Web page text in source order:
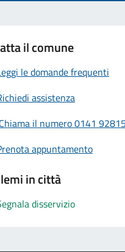
il comune
le domande frequenti
assistenza
Chiama il numero 0141
appuntamento
in città
disservizio